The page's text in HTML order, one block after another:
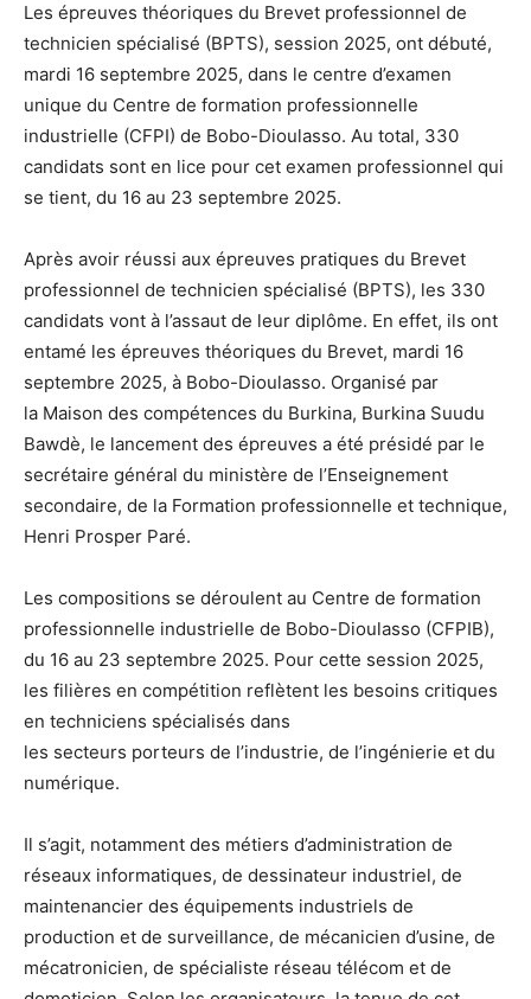
Les épreuves théoriques du Brevet professionnel de
technicien spécialisé (BPTS), session 2025, ont débuté,
mardi 16 septembre 2025, dans le centre d’examen
unique du Centre de formation professionnelle
industrielle (CFPI) de Bobo-Dioulasso. Au total, 330
candidats sont en lice pour cet examen professionnel qui
se tient, du 16 au 23 septembre 2025.
Après avoir réussi aux épreuves pratiques du Brevet
professionnel de technicien spécialisé (BPTS), les 330
candidats vont à l’assaut de leur diplôme. En effet, ils ont
entamé les épreuves théoriques du Brevet, mardi 16
septembre 2025, à Bobo-Dioulasso. Organisé par
la Maison des compétences du Burkina, Burkina Suudu
Bawdè, le lancement des épreuves a été présidé par le
secrétaire général du ministère de l’Enseignement
secondaire, de la Formation professionnelle et technique,
Henri Prosper Paré.
Les compositions se déroulent au Centre de formation
professionnelle industrielle de Bobo-Dioulasso (CFPIB),
du 16 au 23 septembre 2025. Pour cette session 2025,
les filières en compétition reflètent les besoins critiques
en techniciens spécialisés dans
les secteurs porteurs de l’industrie, de l’ingénierie et du
numérique.
Il s’agit, notamment des métiers d’administration de
réseaux informatiques, de dessinateur industriel, de
maintenancier des équipements industriels de
production et de surveillance, de mécanicien d’usine, de
mécatronicien, de spécialiste réseau télécom et de